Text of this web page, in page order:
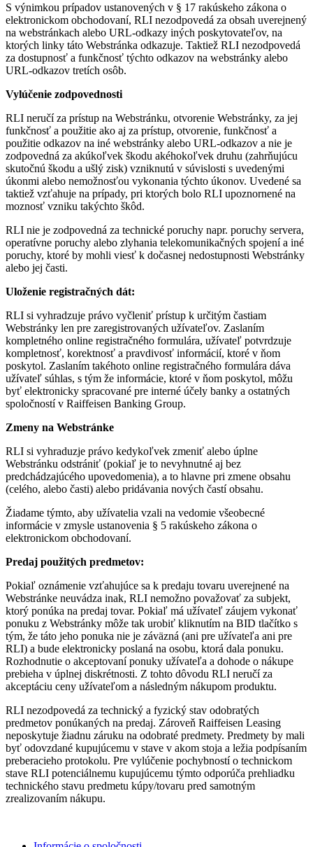
S výnimkou prípadov ustanovených v § 17 rakúskeho zákona o
elektronickom obchodovaní, RLI nezodpovedá za obsah uverejnený
na webstránkach alebo URL-odkazy iných poskytovateľov, na
ktorých linky táto Webstránka odkazuje. Taktiež RLI nezodpovedá
za dostupnosť a funkčnosť týchto odkazov na webstránky alebo
URL-odkazov tretích osôb.
Vylúčenie zodpovednosti
RLI neručí za prístup na Webstránku, otvorenie Webstránky, za jej
funkčnosť a použitie ako aj za prístup, otvorenie, funkčnosť a
použitie odkazov na iné webstránky alebo URL-odkazov a nie je
zodpovedná za akúkoľvek škodu akéhokoľvek druhu (zahrňujúcu
skutočnú škodu a ušlý zisk) vzniknutú v súvislosti s uvedenými
úkonmi alebo nemožnosťou vykonania týchto úkonov. Uvedené sa
taktiež vzťahuje na prípady, pri ktorých bolo RLI upoznornené na
moznosť vzniku takýchto škôd.
RLI nie je zodpovedná za technické poruchy napr. poruchy servera,
operatívne poruchy alebo zlyhania telekomunikačných spojení a iné
poruchy, ktoré by mohli viesť k dočasnej nedostupnosti Webstránky
alebo jej časti.
Uloženie registračných dát:
RLI si vyhradzuje právo vyčleniť prístup k určitým častiam
Webstránky len pre zaregistrovaných užívateľov. Zaslaním
kompletného online registračného formulára, užívateľ potvrdzuje
kompletnosť, korektnosť a pravdivosť informácií, ktoré v ňom
poskytol. Zaslaním takéhoto online registračného formulára dáva
užívateľ súhlas, s tým že informácie, ktoré v ňom poskytol, môžu
byť elektronicky spracované pre interné účely banky a ostatných
spoločností v Raiffeisen Banking Group.
Zmeny na Webstránke
RLI si vyhraduzje právo kedykoľvek zmeniť alebo úplne
Webstránku odstrániť (pokiaľ je to nevyhnutné aj bez
predchádzajúcého upovedomenia), a to hlavne pri zmene obsahu
(celého, alebo časti) alebo pridávania nových častí obsahu.
Žiadame týmto, aby užívatelia vzali na vedomie všeobecné
informácie v zmysle ustanovenia § 5 rakúskeho zákona o
elektronickom obchodovaní.
Predaj použitých predmetov:
Pokiaľ oznámenie vzťahujúce sa k predaju tovaru uverejnené na
Webstránke neuvádza inak, RLI nemožno považovať za subjekt,
ktorý ponúka na predaj tovar. Pokiaľ má užívateľ záujem vykonať
ponuku z Webstránky môže tak urobiť kliknutím na BID tlačítko s
tým, že táto jeho ponuka nie je záväzná (ani pre užívateľa ani pre
RLI) a bude elektronicky poslaná na osobu, ktorá dala ponuku.
Rozhodnutie o akceptovaní ponuky užívateľa a dohode o nákupe
prebieha v úplnej diskrétnosti. Z tohto dôvodu RLI neručí za
akceptáciu ceny užívateľom a následným nákupom produktu.
RLI nezodpovedá za technický a fyzický stav odobratých
predmetov ponúkaných na predaj. Zároveň Raiffeisen Leasing
neposkytuje žiadnu záruku na odobraté predmety. Predmety by mali
byť odovzdané kupujúcemu v stave v akom stoja a ležia podpísaním
preberacieho protokolu. Pre vylúčenie pochybností o technickom
stave RLI potenciálnemu kupujúcemu týmto odporúča prehliadku
technického stavu predmetu kúpy/tovaru pred samotným
zrealizovaním nákupu.